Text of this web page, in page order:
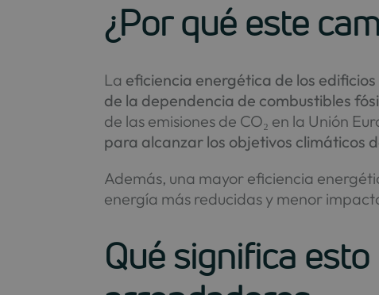
¿Por qué este
La eficiencia energética de los
de la dependencia de combustibles
de las emisiones de CO₂ en la Unión
para alcanzar los objetivos climáticos
Además, una mayor eficiencia
energía más reducidas y menor
Qué significa